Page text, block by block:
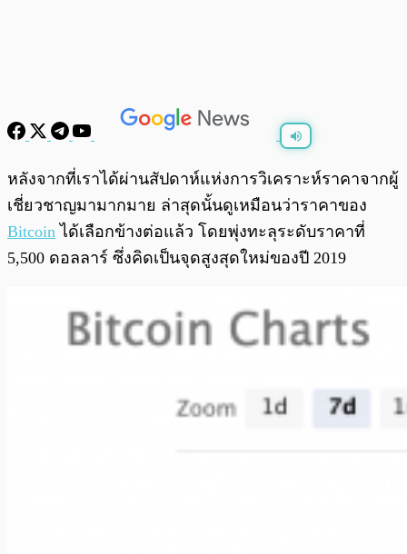
พร้อมเล่น 0:00
หลังจากที่เราได้ผ่านสัปดาห์แห่งการวิเคราะห์ราคาจากผู้
เชี่ยวชาญมามากมาย ล่าสุดนั้นดูเหมือนว่าราคาของ
Bitcoin ได้เลือกข้างต่อแล้ว โดยพุ่งทะลุระดับราคาที่
5,500 ดอลลาร์ ซึ่งคิดเป็นจุดสูงสุดใหม่ของปี 2019